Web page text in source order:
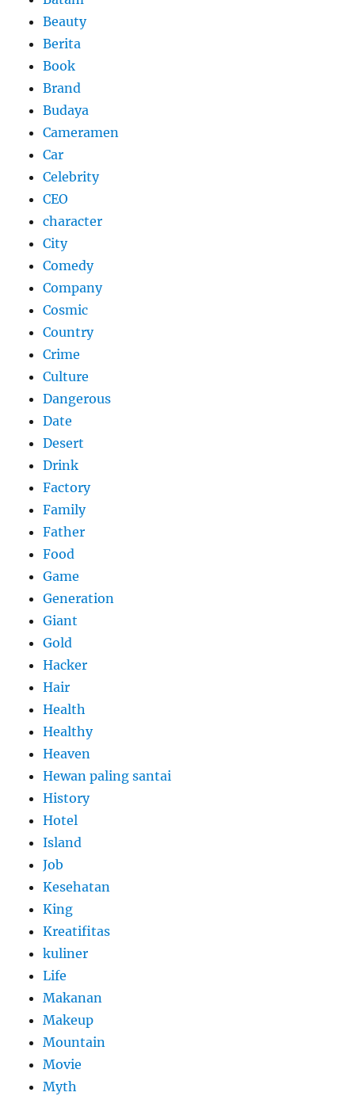
Beauty
Berita
Book
Brand
Budaya
Cameramen
Car
Celebrity
CEO
character
City
Comedy
Company
Cosmic
Country
Crime
Culture
Dangerous
Date
Desert
Drink
Factory
Family
Father
Food
Game
Generation
Giant
Gold
Hacker
Hair
Health
Healthy
Heaven
Hewan paling santai
History
Hotel
Island
Job
Kesehatan
King
Kreatifitas
kuliner
Life
Makanan
Makeup
Mountain
Movie
Myth